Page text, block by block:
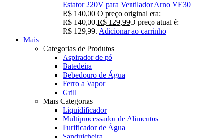
Estator 220V para Ventilador Arno VE30
R$140,00 O preço original era:
R$ 140,00.R$ 129,99O preço atual é:
R$ 129,99. Adicionar ao carrinho
Mais
Categorias de Produtos
Aspirador de pó
Batedeira
Bebedouro de Água
Ferro a Vapor
Grill
Mais Categorias
Liquidificador
Multiprocessador de Alimentos
Purificador de Água
Sanduicheira